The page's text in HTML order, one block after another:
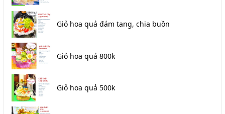
Giỏ hoa quả đám tang, chia buồn
Giỏ hoa quả 800k
Giỏ hoa quả 500k